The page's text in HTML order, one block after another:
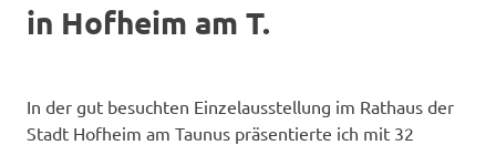
in Hofheim am T.
In der gut besuchten Einzelausstellung im Rathaus der
Stadt Hofheim am Taunus präsentierte ich mit 32